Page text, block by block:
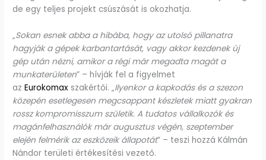
de egy teljes projekt csúszását is okozhatja.
„Sokan esnek abba a hibába, hogy az utolsó pillanatra
hagyják a gépek karbantartását, vagy akkor kezdenek új
gép után nézni, amikor a régi már megadta magát a
munkaterületen” – hívják fel a figyelmet
azEurokomax szakértői. „Ilyenkor a kapkodás és a szezon
közepén esetlegesen megcsappant készletek miatt gyakran
rossz kompromisszum születik. A tudatos vállalkozók és
magánfelhasználók már augusztus végén, szeptember
elején felmérik az eszközeik állapotát” – teszi hozzá Kálmán
Nándor területi értékesítési vezető.